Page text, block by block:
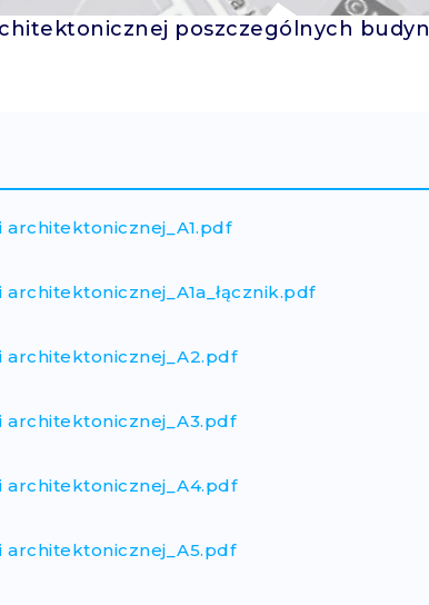
poszczególnych
architektonicznej_A2.pdf
architektonicznej_A3.pdf
architektonicznej_A4.pdf
architektonicznej_A5.pdf